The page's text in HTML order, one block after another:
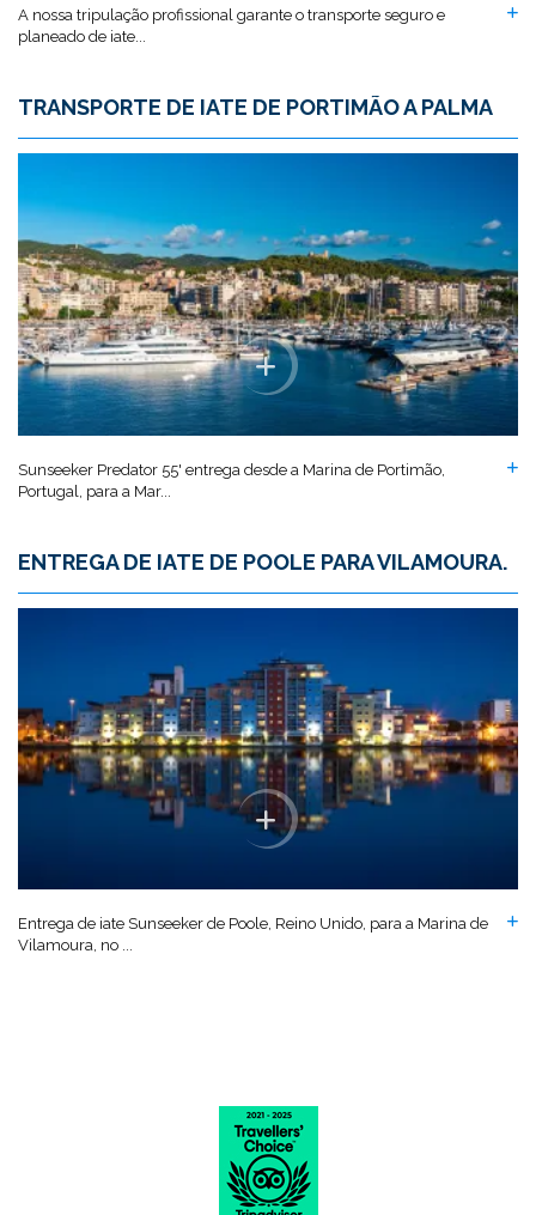
A nossa tripulação profissional garante o transporte seguro e
planeado de iate...
TRANSPORTE DE IATE DE PORTIMÃO A PALMA
Sunseeker Predator 55' entrega desde a Marina de Portimão,
Portugal, para a Mar...
ENTREGA DE IATE DE POOLE PARA VILAMOURA.
Entrega de iate Sunseeker de Poole, Reino Unido, para a Marina de
Vilamoura, no ...